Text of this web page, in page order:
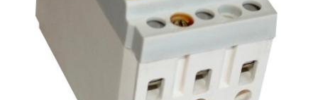
Стремянки с
опорой
Ширмы
РЗА (шторы)